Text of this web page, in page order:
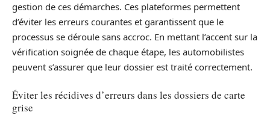
gestion de ces démarches. Ces plateformes permettent
d’éviter les erreurs courantes et garantissent que le
processus se déroule sans accroc. En mettant l’accent sur la
vérification soignée de chaque étape, les automobilistes
peuvent s’assurer que leur dossier est traité correctement.
Éviter les récidives d’erreurs dans les dossiers de carte
grise